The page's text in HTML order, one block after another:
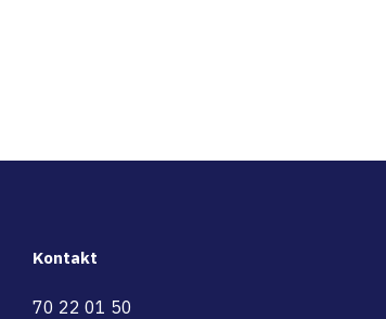
Kontakt
70 22 01 50